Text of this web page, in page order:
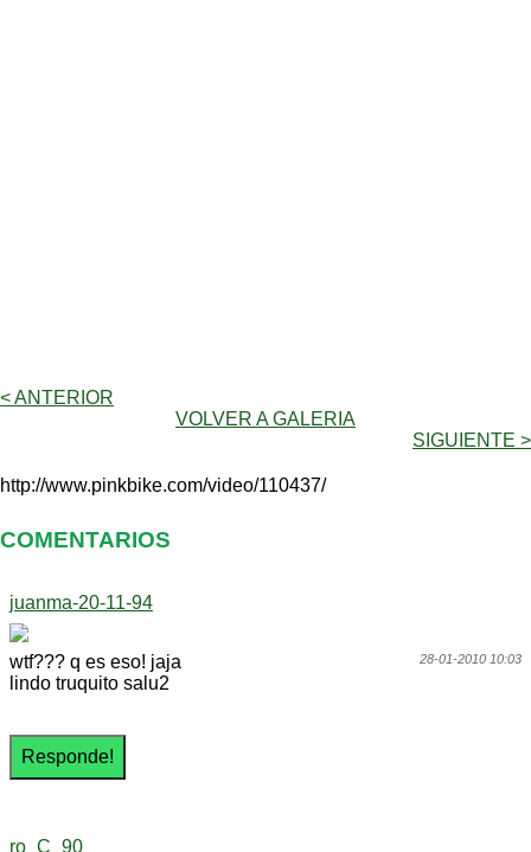
< ANTERIOR
VOLVER A GALERIA
SIGUIENTE >
http://www.pinkbike.com/video/110437/
COMENTARIOS
juanma-20-11-94
28-01-2010 10:03
wtf??? q es eso! jaja
lindo truquito salu2
ro_C_90